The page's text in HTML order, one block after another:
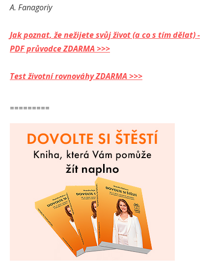
A. Fanagoriy
Jak poznat, že nežijete svůj život (a co s tím dělat) -
PDF průvodce ZDARMA >>>
Test životní rovnováhy ZDARMA >>>
=========